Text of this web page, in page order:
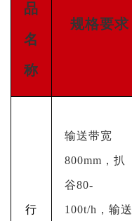
品
名
称
规格要求
行
输送带宽
800mm，扒
谷80-
100t/h，输送